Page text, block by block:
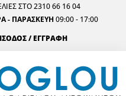
ΣΤΟ 2310 66 16 04
- ΠΑΡΑΣΚΕΥΗ 09:00 - 17:00
/ ΕΓΓΡΑΦΗ